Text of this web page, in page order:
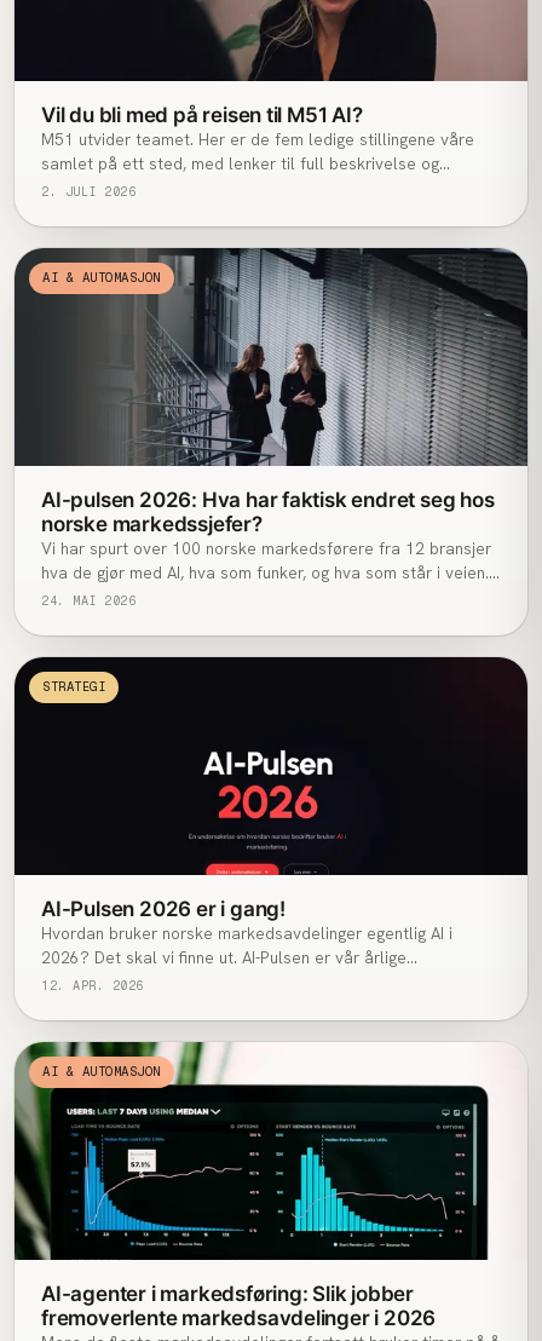
Vil du bli med på reisen til M51 AI?
M51 utvider teamet. Her er de fem ledige stillingene våre
samlet på ett sted, med lenker til full beskrivelse og
søknad.
2. JULI 2026
AI & AUTOMASJON
AI-pulsen 2026: Hva har faktisk endret seg hos
norske markedssjefer?
Vi har spurt over 100 norske markedsførere fra 12 bransjer
hva de gjør med AI, hva som funker, og hva som står i veien.
Sammenlignet med fjorårets måling er bildet skarpt:
funnene og det vi tar med oss videre.
24. MAI 2026
STRATEGI
AI-Pulsen 2026 er i gang!
Hvordan bruker norske markedsavdelinger egentlig AI i
2026? Det skal vi finne ut. AI-Pulsen er vår årlige
spørreundersøkelse — og vi trenger ditt svar for at tallene
12. APR. 2026
AI & AUTOMASJON
AI-agenter i markedsføring: Slik jobber
fremoverlente markedsavdelinger i 2026